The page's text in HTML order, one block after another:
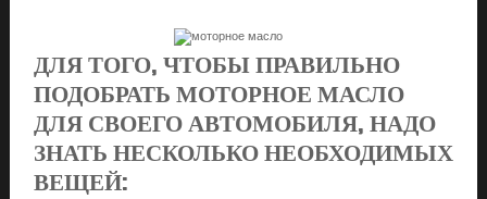
ДЛЯ ТОГО, ЧТОБЫ ПРАВИЛЬНО
ПОДОБРАТЬ МОТОРНОЕ МАСЛО
ДЛЯ СВОЕГО АВТОМОБИЛЯ, НАДО
ЗНАТЬ НЕСКОЛЬКО НЕОБХОДИМЫХ
ВЕЩЕЙ: